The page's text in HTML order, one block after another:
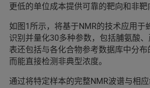
更低的单位成本提供可靠的靶向和非靶
如图1所示，将基于NMR的技术应用于
识别并量化30多种参数，包括脯氨酸
表还包括与各化合物参考数据库中分布
而能直接检测非典型浓度。
通过将特定样本的完整NMR波谱与相